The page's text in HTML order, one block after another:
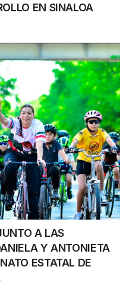
EN SINALOA
A LAS
Y ANTONIETA
ESTATAL DE